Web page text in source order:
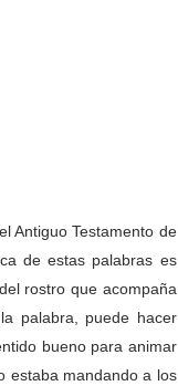
Antiguo Testamento de
de estas palabras es
rostro que acompaña
palabra, puede hacer
bueno para animar
estaba mandando a los